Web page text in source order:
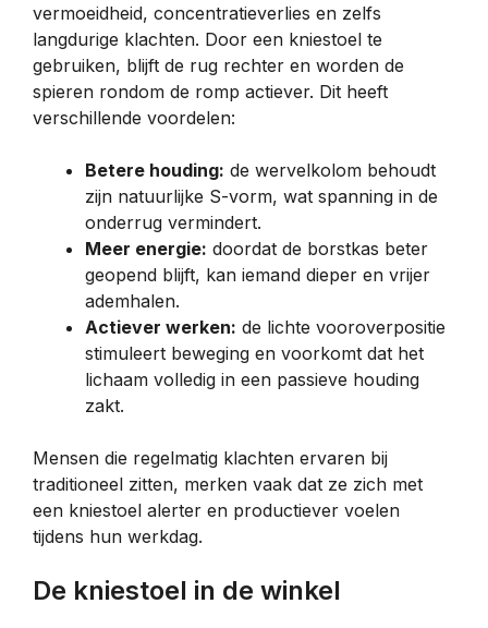
vermoeidheid, concentratieverlies en zelfs
langdurige klachten. Door een kniestoel te
gebruiken, blijft de rug rechter en worden de
spieren rondom de romp actiever. Dit heeft
verschillende voordelen:
Betere houding: de wervelkolom behoudt
zijn natuurlijke S-vorm, wat spanning in de
onderrug vermindert.
Meer energie: doordat de borstkas beter
geopend blijft, kan iemand dieper en vrijer
ademhalen.
Actiever werken: de lichte vooroverpositie
stimuleert beweging en voorkomt dat het
lichaam volledig in een passieve houding
zakt.
Mensen die regelmatig klachten ervaren bij
traditioneel zitten, merken vaak dat ze zich met
een kniestoel alerter en productiever voelen
tijdens hun werkdag.
De kniestoel in de winkel